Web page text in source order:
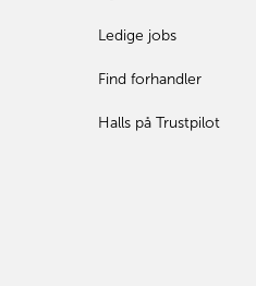
Ledige jobs
Find forhandler
Halls på Trustpilot